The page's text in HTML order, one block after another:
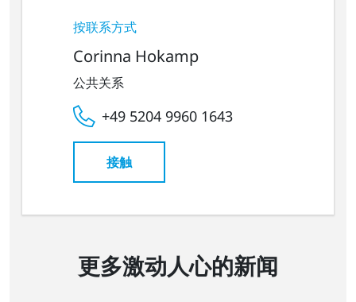
按联系方式
Corinna Hokamp
公共关系
+49 5204 9960 1643
接触
更多激动人心的新闻